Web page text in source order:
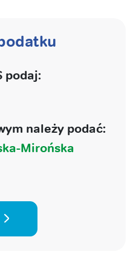
podaj:
należy podać:
Mirońska